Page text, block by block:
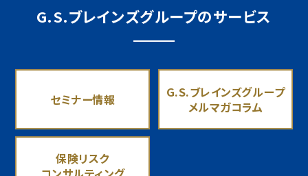
G.S.ブレインズグループのサービス
セミナー情報
G.S.ブレインズグループ
メルマガコラム
保険リスク